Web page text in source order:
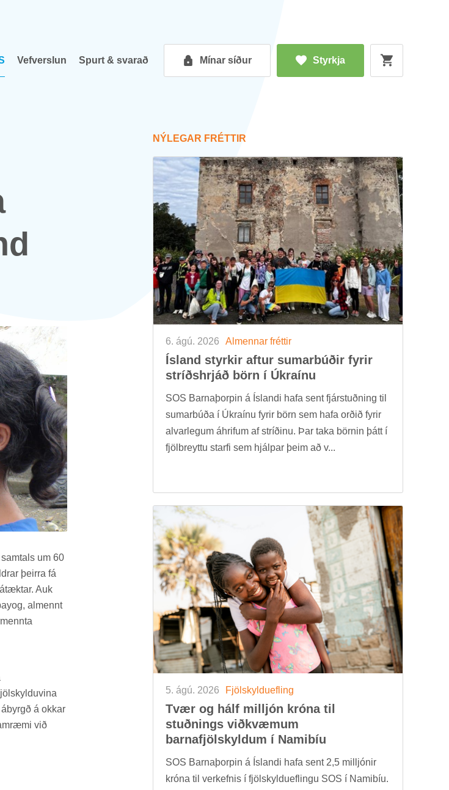
Vef­versl­un Spurt & svar­að Mín­ar síð­ur Styrkja
um 60
þeirra fá
Auk
al­mennt
á okk­ar
við
NÝ­LEG­AR FRÉTT­IR
6. ágú. 2026 Al­menn­ar frétt­ir
Ís­land styrk­ir aft­ur sum­ar­búð­ir fyr­ir
stríðs­hrjáð börn í Úkraínu
SOS Barna­þorp­in á Ís­landi hafa sent fjár­stuðn­ing til
sum­ar­búða í Úkraínu fyr­ir börn sem hafa orð­ið fyr­ir
al­var­leg­um áhrif­um af stríð­inu. Þar taka börn­in þátt í
fjöl­breyttu starfi sem hjálp­ar þeim að v...
5. ágú. 2026 Fjöl­skyldu­efl­ing
Tvær og hálf millj­ón króna til
stuðn­ings við­kvæm­um
barna­fjöl­skyld­um í Namib­íu
SOS Barna­þorp­in á Ís­landi hafa sent 2,5 millj­ón­ir
króna til verk­efn­is í fjöl­skyldu­efl­ingu SOS í Namib­íu.